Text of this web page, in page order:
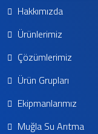
Hakkımızda
Ürünlerimiz
Çözümlerimiz
Ürün Grupları
Ekipmanlarımız
Muğla Su Arıtma